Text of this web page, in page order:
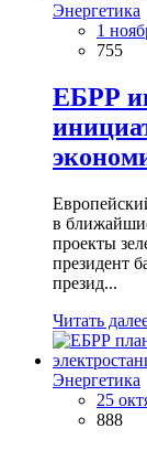
Энергетика
1
755
ЕБРР
в
проекты
президент
презид...
Читать
Энергетика
25
888